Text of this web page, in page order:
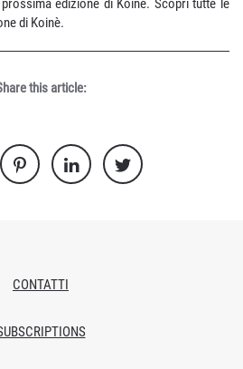
edizione di Koinè. Scopri tutte le
di Koinè.
this article:
CONTATTI